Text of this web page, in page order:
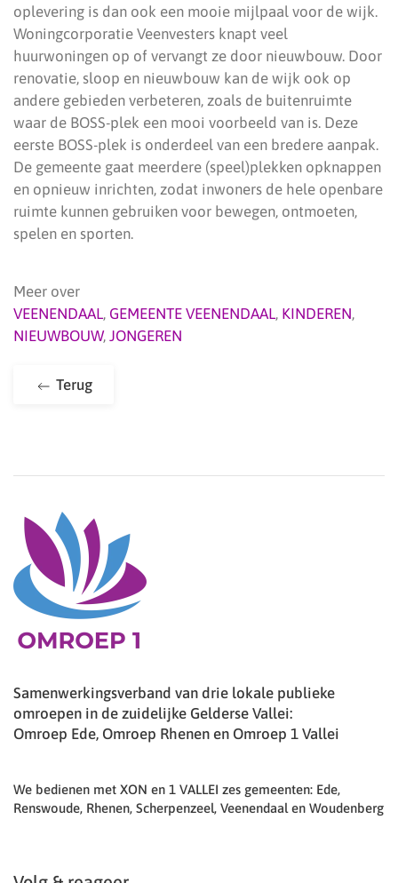
oplevering is dan ook een mooie mijlpaal voor de wijk.
Woningcorporatie Veenvesters knapt veel
huurwoningen op of vervangt ze door nieuwbouw. Door
renovatie, sloop en nieuwbouw kan de wijk ook op
andere gebieden verbeteren, zoals de buitenruimte
waar de BOSS-plek een mooi voorbeeld van is. Deze
eerste BOSS-plek is onderdeel van een bredere aanpak.
De gemeente gaat meerdere (speel)plekken opknappen
en opnieuw inrichten, zodat inwoners de hele openbare
ruimte kunnen gebruiken voor bewegen, ontmoeten,
spelen en sporten.
Meer over
VEENENDAAL, GEMEENTE VEENENDAAL, KINDEREN,
NIEUWBOUW, JONGEREN
Terug
Samenwerkingsverband van drie lokale publieke
omroepen in de zuidelijke Gelderse Vallei:
Omroep Ede, Omroep Rhenen en Omroep 1 Vallei
We bedienen met XON en 1 VALLEI zes gemeenten: Ede,
Renswoude, Rhenen, Scherpenzeel, Veenendaal en Woudenberg